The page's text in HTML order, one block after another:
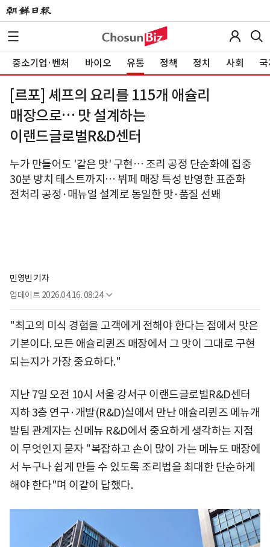
중소기업·벤처 바이오 유통 정책 정치 사회
[르포] 셰프의 요리를 115개 애슐리
매장으로… 맛 설계하는
이랜드글로벌R&D센터
누가 만들어도 '같은 맛' 구현… 조리 공정 단순화에 집중
30분 방치 테스트까지… 뷔페 매장 특성 반영한 표준화
전처리 공정·매뉴얼 설계로 동일한 맛·품질 선봬
민영빈 기자
업데이트 2026.04.16. 08:24
"최고의 미식 경험을 고객에게 전해야 한다는 점에서 맛은
기본이다. 모든 애슐리퀸즈 매장에서 그 맛이 그대로 구현
되는지가 가장 중요하다."
지난 7일 오전 10시 서울 강서구 이랜드글로벌R&D센터
지하 3층 연구·개발(R&D)실에서 만난 애슐리퀸즈 메뉴개
발팀 관계자는 신메뉴 R&D에서 중요하게 생각하는 지점
이 무엇인지 묻자 "복잡하고 손이 많이 가는 메뉴도 매장에
서 누구나 쉽게 만들 수 있도록 조리법을 최대한 단순하게
해야 한다"며 이같이 답했다.